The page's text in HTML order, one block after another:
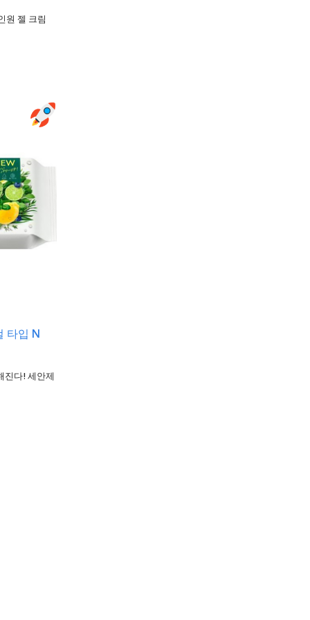
원 젤 크림
타입 N
진다! 세안제